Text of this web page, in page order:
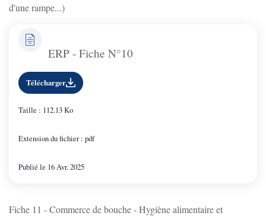
d'une rampe...)
ERP - Fiche N°10
Télécharger
Taille : 112.13 Ko
Extension du fichier : pdf
Publié le 16 Avr. 2025
Fiche 11 - Commerce de bouche - Hygiène alimentaire et